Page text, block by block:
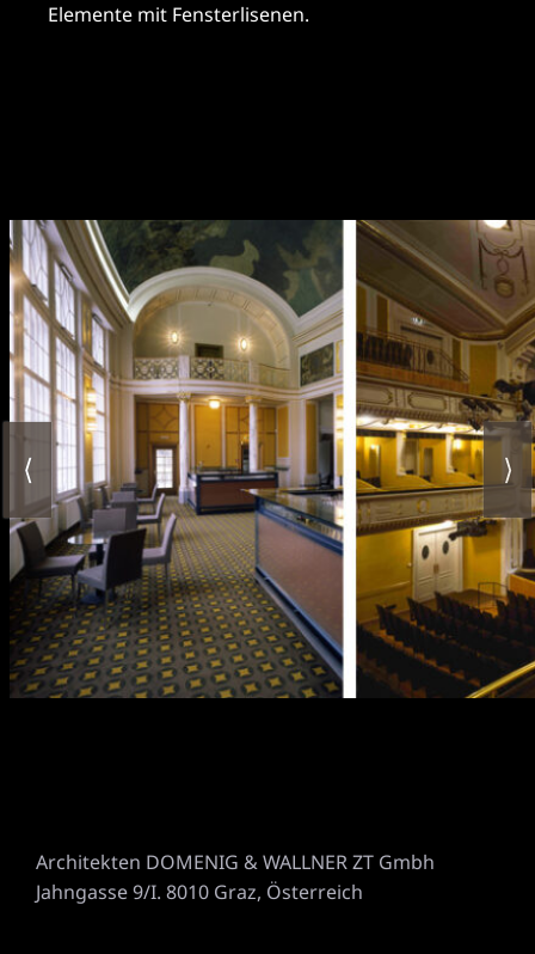
Elemente mit Fensterlisenen.
⟨ ⟩
Architekten DOMENIG & WALLNER ZT Gmbh
Jahngasse 9/I. 8010 Graz, Österreich